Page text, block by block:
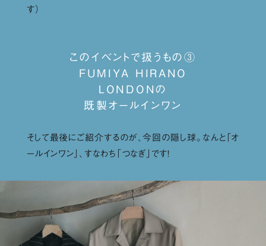
す）
このイベントで扱うもの③
FUMIYA HIRANO
LONDONの
既製オールインワン
そして最後にご紹介するのが、今回の隠し球。なんと「オ
ールインワン」、すなわち「つなぎ」です！